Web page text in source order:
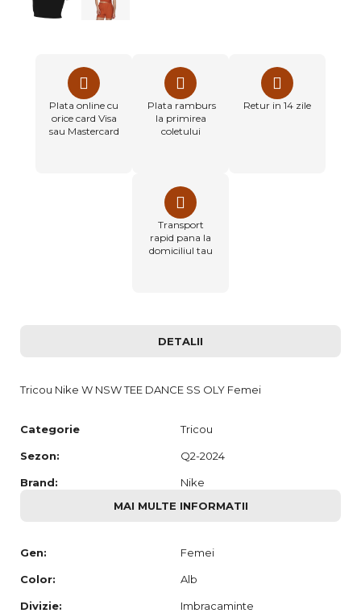
Plata online cu
orice card Visa
sau Mastercard
Plata ramburs
la primirea
coletului
Retur in 14 zile
Transport
rapid pana la
domiciliul tau
DETALII
Tricou Nike W NSW TEE DANCE SS OLY Femei
Categorie Tricou
Sezon: Q2-2024
Brand:
Nike
MAI MULTE INFORMATII
Gen: Femei
Color: Alb
Divizie: Imbracaminte